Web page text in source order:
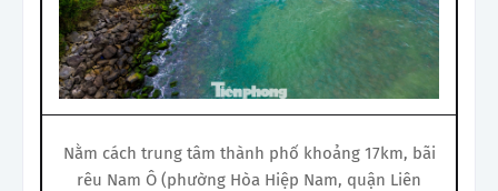
Nằm cách trung tâm thành phố khoảng 17km, bãi
rêu Nam Ô (phường Hòa Hiệp Nam, quận Liên